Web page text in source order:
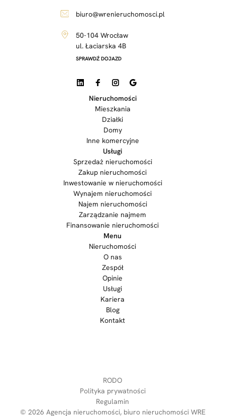
biuro@wrenieruchomosci.pl
50-104 Wrocław
ul. Łaciarska 4B
SPRAWDŹ DOJAZD
Nieruchomości
Mieszkania
Działki
Domy
Inne komercyjne
Usługi
Sprzedaż nieruchomości
Zakup nieruchomości
Inwestowanie w nieruchomości
Wynajem nieruchomości
Najem nieruchomości
Zarządzanie najmem
Finansowanie nieruchomości
Menu
Nieruchomości
O nas
Zespół
Opinie
Usługi
Kariera
Blog
Kontakt
RODO
Polityka prywatności
Regulamin
© 2026 Agencja nieruchomości, biuro nieruchomości WRE